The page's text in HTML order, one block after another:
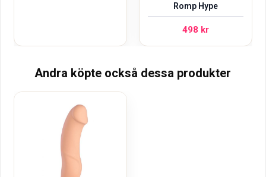
Romp Hype
498 kr
Andra köpte också dessa produkter